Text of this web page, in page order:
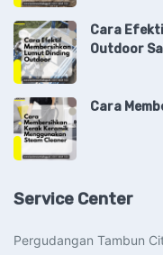
Cara
Outdoor
Cara
Service Center
Pergudangan Tambun